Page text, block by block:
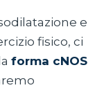
e
fisico, ci
forma cNOS